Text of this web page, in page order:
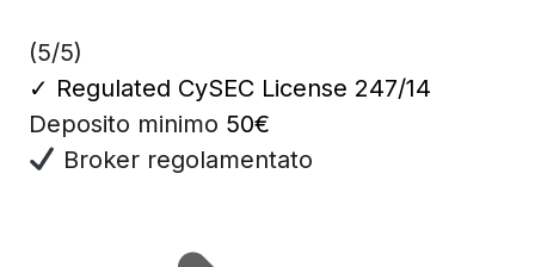
(5/5)
✓ Regulated CySEC License 247/14
Deposito minimo 50€
Broker regolamentato